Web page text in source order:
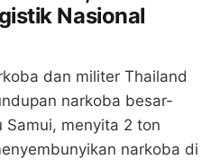
Nasional
dan militer Thailand
narkoba besar-
menyita 2 ton
narkoba di